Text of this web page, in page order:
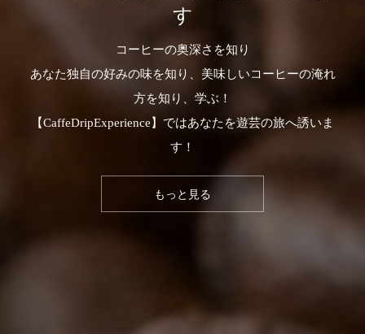
す
コーヒーの奥深さを知り
あなた独自の好みの味を知り、美味しいコーヒーの淹れ
方を知り、学ぶ！
【CaffeDripExperience】ではあなたを遊芸の旅へ誘いま
す！
もっと見る